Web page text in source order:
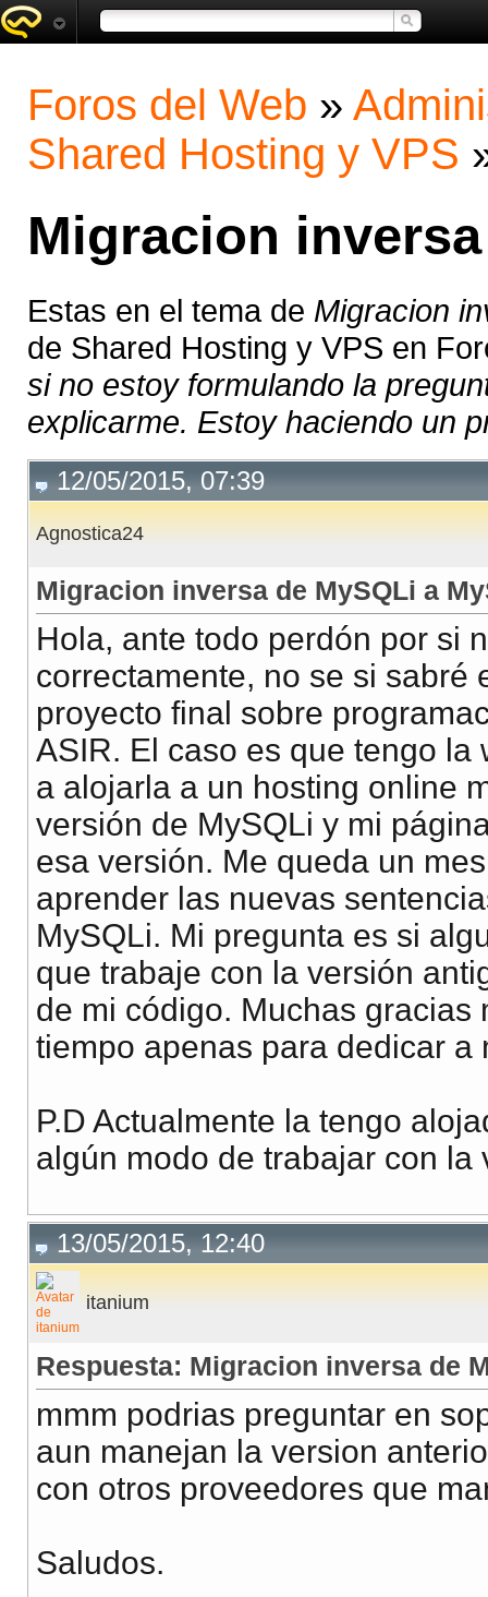
Foros del Web »
Shared Hosting y VPS
Migracion
Estas en el tema de Migracion
de Shared Hosting y VPS en
si no estoy formulando la
explicarme. Estoy haciendo un
12/05/2015, 07:39
Agnostica24
Migracion inversa de MySQLi a
Hola, ante todo perdón por si
correctamente, no se si sabré
proyecto final sobre
ASIR. El caso es que tengo
a alojarla a un hosting online
versión de MySQLi y mi
esa versión. Me queda un
aprender las nuevas
MySQLi. Mi pregunta es si
que trabaje con la versión
de mi código. Muchas
tiempo apenas para dedicar a
P.D Actualmente la tengo
algún modo de trabajar con la
13/05/2015, 12:40
itanium
Respuesta: Migracion inversa de
mmm podrias preguntar en
aun manejan la version
con otros proveedores que
Saludos.